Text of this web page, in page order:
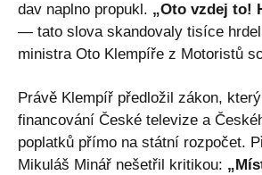
dav naplno propukl. „Oto vzdej to!
— tato slova skandovaly tisíce
ministra Oto Klempíře z Motoristů
Právě Klempíř předložil zákon,
financování České televize a
poplatků přímo na státní rozpočet.
Mikuláš Minář nešetřil kritikou: